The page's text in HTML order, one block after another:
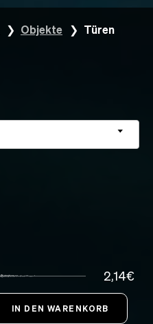
Objekte Türen
2,14€